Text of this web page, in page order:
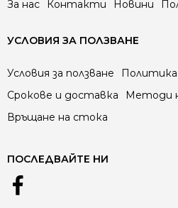
За нас Контакти Новини
УСЛОВИЯ ЗА ПОЛЗВАНЕ
Условия за ползване
Срокове и доставка
Методи
Връщане на стока
ПОСЛЕДВАЙТЕ НИ